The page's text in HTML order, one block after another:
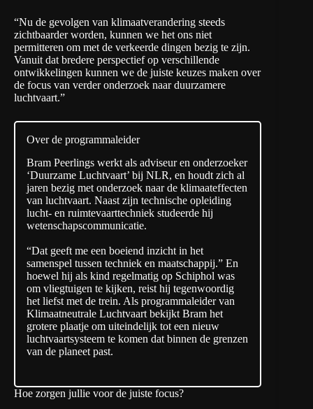
“Nu de gevolgen van klimaatverandering steeds
zichtbaarder worden, kunnen we het ons niet
permitteren om met de verkeerde dingen bezig te zijn.
Vanuit dat bredere perspectief op verschillende
ontwikkelingen kunnen we de juiste keuzes maken over
de focus van verder onderzoek naar duurzamere
luchtvaart.”
Over de programmaleider
Bram Peerlings werkt als adviseur en onderzoeker
‘Duurzame Luchtvaart’ bij NLR, en houdt zich al
jaren bezig met onderzoek naar de klimaateffecten
van luchtvaart. Naast zijn technische opleiding
lucht- en ruimtevaarttechniek studeerde hij
wetenschapscommunicatie.
“Dat geeft me een boeiend inzicht in het
samenspel tussen techniek en maatschappij.” En
hoewel hij als kind regelmatig op Schiphol was
om vliegtuigen te kijken, reist hij tegenwoordig
het liefst met de trein. Als programmaleider van
Klimaatneutrale Luchtvaart bekijkt Bram het
grotere plaatje om uiteindelijk tot een nieuw
luchtvaartsysteem te komen dat binnen de grenzen
van de planeet past.
Hoe zorgen jullie voor de juiste focus?